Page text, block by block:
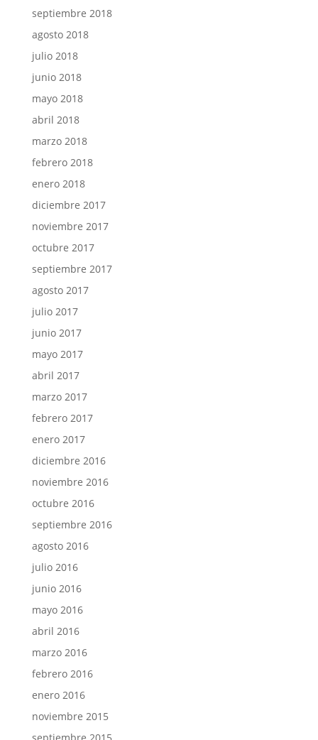
septiembre 2018
agosto 2018
julio 2018
junio 2018
mayo 2018
abril 2018
marzo 2018
febrero 2018
enero 2018
diciembre 2017
noviembre 2017
octubre 2017
septiembre 2017
agosto 2017
julio 2017
junio 2017
mayo 2017
abril 2017
marzo 2017
febrero 2017
enero 2017
diciembre 2016
noviembre 2016
octubre 2016
septiembre 2016
agosto 2016
julio 2016
junio 2016
mayo 2016
abril 2016
marzo 2016
febrero 2016
enero 2016
noviembre 2015